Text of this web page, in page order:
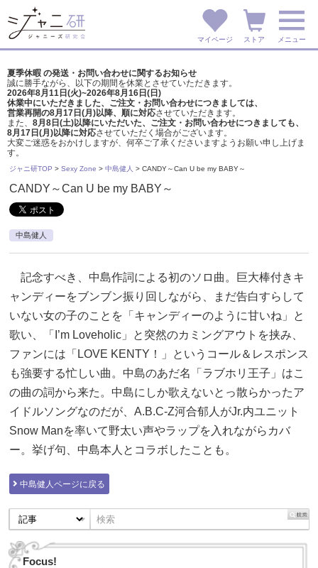
マイページ ストア メニュー
夏季休暇 の発送・お問い合わせに関するお知らせ
誠に勝手ながら、以下の期間を休業とさせていただきます。
2026年8月11日(火)~2026年8月16日(日)
休業中にいただきました、ご注文・お問い合わせにつきましては、
営業再開の8月17日(月)以降、順に対応させていただきます。
また、 8月8日(土)以降にいただいた、ご注文・ お問い合わせにつきましても、
8月17日(月)以降に対応させていただく場合がございます。
大変ご迷惑をおかけしますが、 何卒ご了承くださいますようお願い申し上げま
す。
ジャニ研TOP > Sexy Zone > 中島健人 > CANDY～Can U be my BABY～
CANDY～Can U be my BABY～
中島健人
記念すべき、中島作詞による初のソロ曲。巨大棒付きキ
ャンディーをブンブン振り回しながら、まだ告白すらして
いない女の子のことを「キャンディーのように甘いね」と
歌い、「I’m Loveholic」と突然のカミングアウトを挟み、
ファンには「LOVE KENTY！」というコール＆レスポンス
も強要する忙しい曲。中島のあだ名「ラブホリ王子」はこ
の曲の詞から来た。中島にしか歌えないとっ散らかったア
イドルソングなのだが、A.B.C-Z河合郁人がJr.内ユニット
Snow Manを率いて野太い声やラップを入れながらカバ
ー。挙げ句、中島本人とコラボしたことも。
中島健人ページに戻る
Focus!